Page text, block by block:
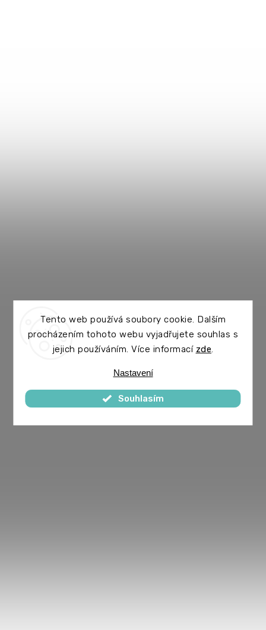
Tento web používá soubory cookie. Dalším
procházením tohoto webu vyjadřujete souhlas s
jejich používáním. Více informací zde.
Nastavení
Souhlasím